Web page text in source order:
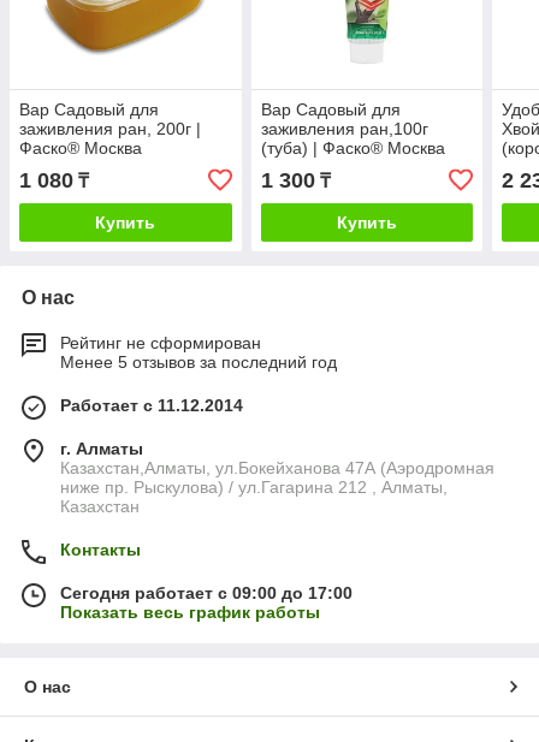
Вар Садовый для
заживления ран, 200г |
Фаско® Москва
1 080 ₸
Купить
Вар Садовый для
заживления ран,100г
(туба) | Фаско® Москва
1 300₸
Купить
2
О нас
Рейтинг не сформирован
Менее 5 отзывов за последний год
Работает с 11.12.2014
г. Алматы
Казахстан,Алматы, ул.Бокейханова 47А (Аэродромная
ниже пр. Рыскулова) / ул.Гагарина 212 , Алматы,
Казахстан
Контакты
Сегодня работает с 09:00 до 17:00
Показать весь график работы
О нас